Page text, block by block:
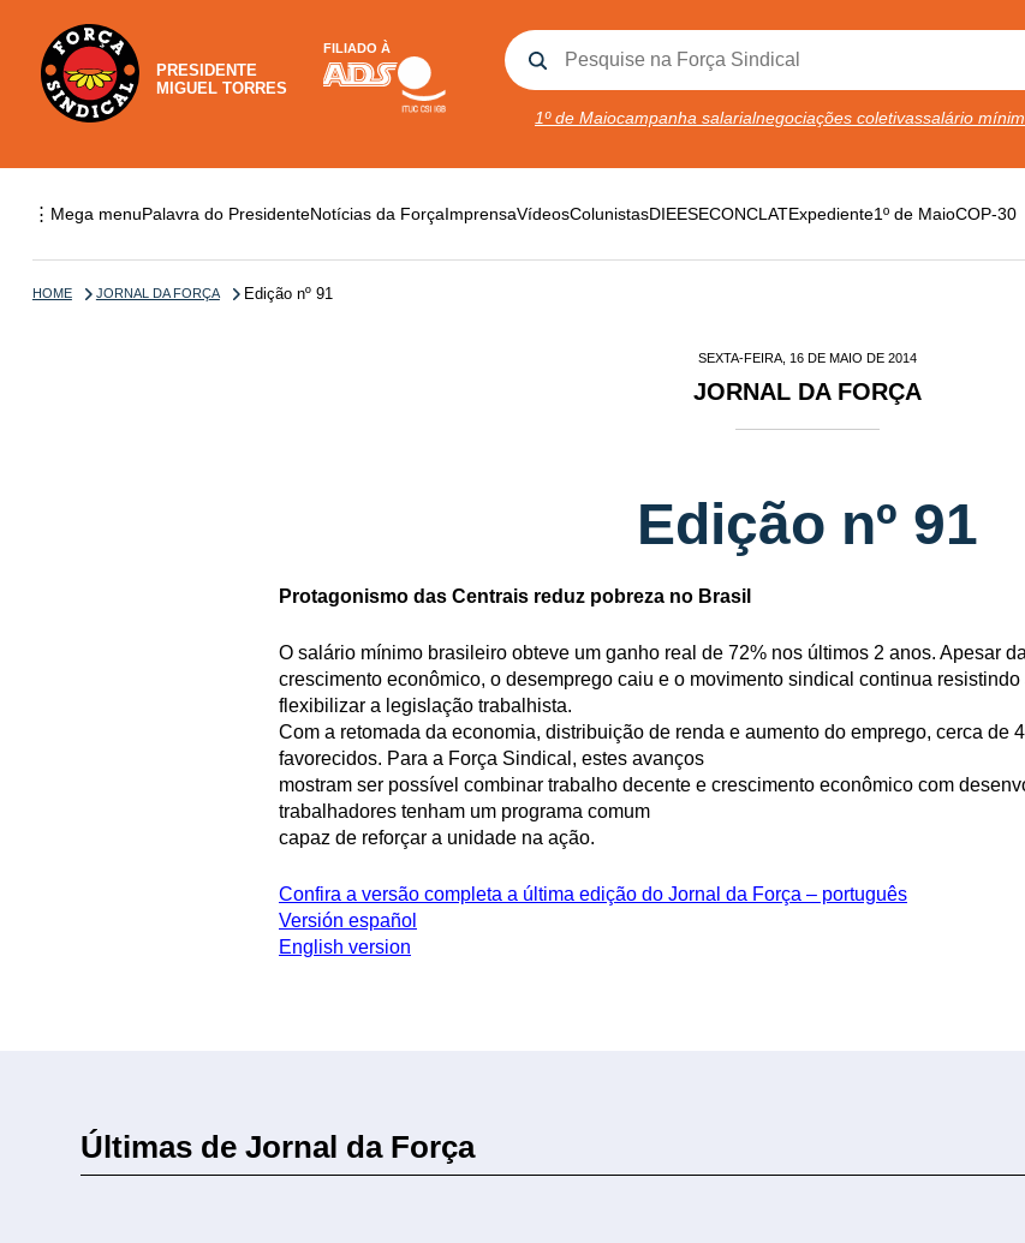
PRESIDENTE
MIGUEL TORRES
FILIADO À
1º de Maiocampanha salarialnegociações coletivassalário
⋮ Mega menuPalavra do PresidenteNotícias da ForçaImprensaVídeosColunistasDIEESECONCLATExpediente1º de MaioCOP-30
HOME JORNAL DA FORÇA Edição nº 91
SEXTA-FEIRA, 16 DE MAIO DE 2014
JORNAL DA FORÇA
Edição nº 91
Protagonismo das Centrais reduz pobreza no Brasil
O salário mínimo brasileiro obteve um ganho real de 72% nos últimos 2 anos. Apesar
crescimento econômico, o desemprego caiu e o movimento sindical continua
flexibilizar a legislação trabalhista.
Com a retomada da economia, distribuição de renda e aumento do emprego, cerca de
favorecidos. Para a Força Sindical, estes avanços
mostram ser possível combinar trabalho decente e crescimento econômico com
trabalhadores tenham um programa comum
capaz de reforçar a unidade na ação.
Confira a versão completa a última edição do Jornal da Força – português
Versión español
English version
Últimas de Jornal da Força